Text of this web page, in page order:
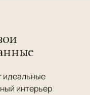
идеальные
интерьер